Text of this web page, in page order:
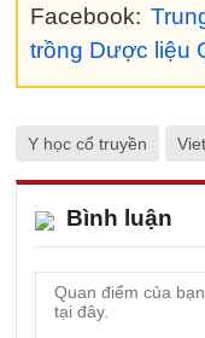
Facebook:
trồng Dược liệu
Y học cổ truyền
Bình luận